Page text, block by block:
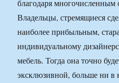
благодаря многочисленным
Владельцы, стремящиеся
наиболее прибыльным,
индивидуальному
мебель. Тогда она точно
эксклюзивной, больше ни в